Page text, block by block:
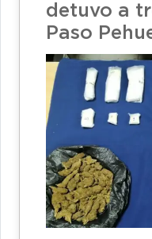
detuvo a
Paso